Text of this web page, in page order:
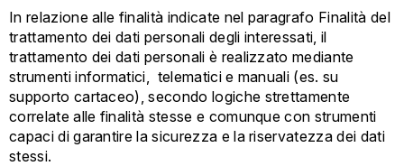
In relazione alle finalità indicate nel paragrafo Finalità del
trattamento dei dati personali degli interessati, il
trattamento dei dati personali è realizzato mediante
strumenti informatici, telematici e manuali (es. su
supporto cartaceo), secondo logiche strettamente
correlate alle finalità stesse e comunque con strumenti
capaci di garantire la sicurezza e la riservatezza dei dati
stessi.